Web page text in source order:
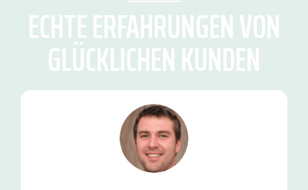
ECHTE ERFAHRUNGEN VON
GLÜCKLICHEN KUNDEN